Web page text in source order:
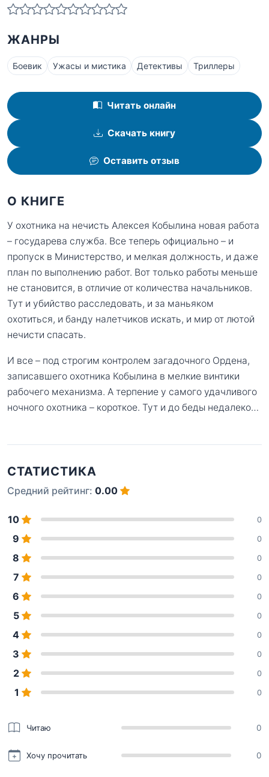
ЖАНРЫ
Боевик Ужасы и мистика Детективы Триллеры
Читать онлайн
Скачать книгу
Оставить отзыв
О КНИГЕ
У охотника на нечисть Алексея Кобылина новая работа
– государева служба. Все теперь официально – и
пропуск в Министерство, и мелкая должность, и даже
план по выполнению работ. Вот только работы меньше
не становится, в отличие от количества начальников.
Тут и убийство расследовать, и за маньяком
охотиться, и банду налетчиков искать, и мир от лютой
нечисти спасать.
И все – под строгим контролем загадочного Ордена,
записавшего охотника Кобылина в мелкие винтики
рабочего механизма. А терпение у самого удачливого
ночного охотника – короткое. Тут и до беды недалеко…
СТАТИСТИКА
Средний рейтинг: 0.00
10 0
9 0
8 0
7 0
6 0
5 0
4 0
3 0
2 0
1 0
Читаю 0
Хочу прочитать 0